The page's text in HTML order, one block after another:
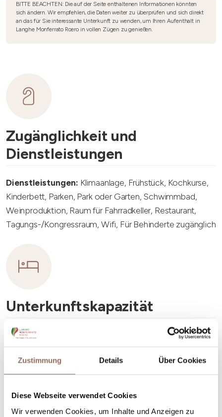
Zustimmung Details Über Cookies
Diese Webseite verwendet Cookies
Wir verwenden Cookies, um Inhalte und Anzeigen zu
BITTE BEACHTEN: Die auf der Seite enthaltenen Informationen könnten
sich ändern. Wir empfehlen, die Daten weiter zu überprüfen und sich direkt
an das für Sie interessante Unterkunft zu wenden, um Ihren Aufenthalt in
Langhe Monferrato Roero in vollen Zügen zu genießen.
Zugänglichkeit und
Dienstleistungen
Dienstleistungen: Klimaanlage, Frühstück, Kochkurse,
Kinderbett, Parken, Park oder Garten, Schwimmbad,
Weinproduktion, Raum für Fahrradkeller, Restaurant,
Tagungs-/Kongressraum, Wifi, Für Behinderte zugänglich
Unterkunftskapazität
Rooms number:
Beds number: